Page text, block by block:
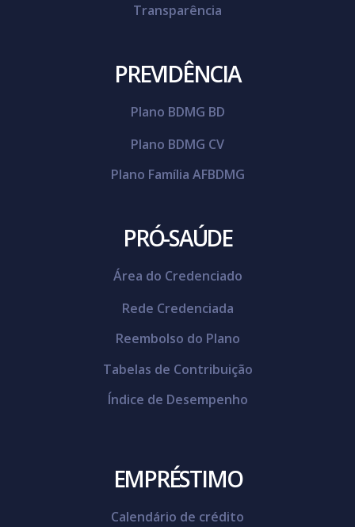
Transparência
PREVIDÊNCIA
Plano BDMG BD
Plano BDMG CV
Plano Família AFBDMG
PRÓ-SAÚDE
Área do Credenciado
Rede Credenciada
Reembolso do Plano
Tabelas de Contribuição
Índice de Desempenho
EMPRÉSTIMO
Calendário de crédito